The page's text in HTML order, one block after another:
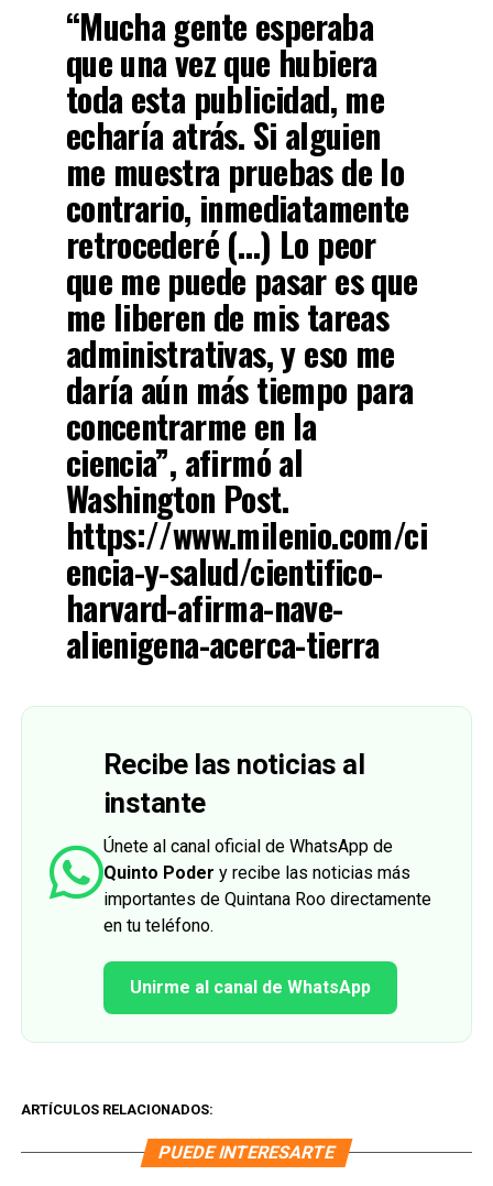
“Mucha gente esperaba
que una vez que hubiera
toda esta publicidad, me
echaría atrás. Si alguien
me muestra pruebas de lo
contrario, inmediatamente
retrocederé (…) Lo peor
que me puede pasar es que
me liberen de mis tareas
administrativas, y eso me
daría aún más tiempo para
concentrarme en la
ciencia”, afirmó al
Washington Post.
https://www.milenio.com/ci
encia-y-salud/cientifico-
harvard-afirma-nave-
alienigena-acerca-tierra
Recibe las noticias al
instante
Únete al canal oficial de WhatsApp de
Quinto Poder y recibe las noticias más
importantes de Quintana Roo directamente
en tu teléfono.
Unirme al canal de WhatsApp
ARTÍCULOS RELACIONADOS:
PUEDE INTERESARTE